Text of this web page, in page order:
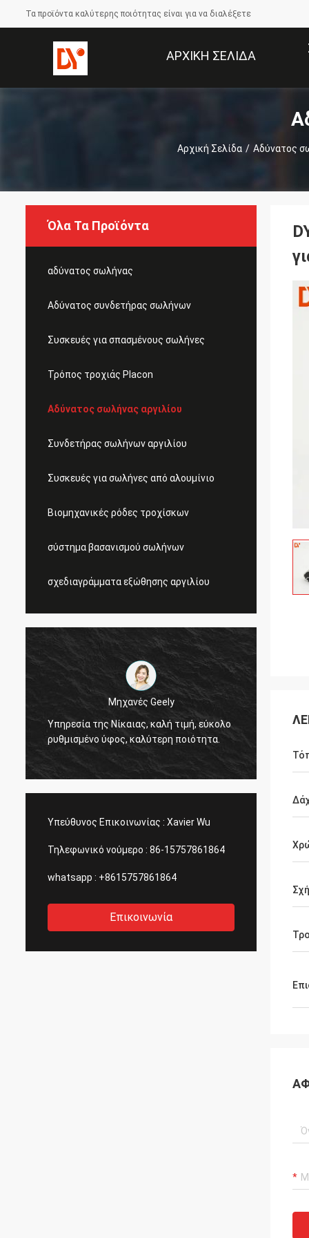
Τα προϊόντα καλύτερης ποιότητας είναι για να διαλέξετε
ΑΡΧΙΚΉ ΣΕΛΊΔΑ
Αρχική Σελίδα / Αδύνατος
Όλα Τα Προϊόντα
αδύνατος σωλήνας
Αδύνατος συνδετήρας σωλήνων
Συσκευές για σπασμένους σωλήνες
Τρόπος τροχιάς Placon
Αδύνατος σωλήνας αργιλίου
Συνδετήρας σωλήνων αργιλίου
Συσκευές για σωλήνες από αλουμίνιο
Βιομηχανικές ρόδες τροχίσκων
σύστημα βασανισμού σωλήνων
σχεδιαγράμματα εξώθησης αργιλίου
τιμή, εύκολο
ποιότητα.
Thinh-Βιετνάμ
Γεια, johnson, παρακαλώ τακτοποιήστε
12000 μέτρα 2808 αδύνατος σωλήνας,
χρώμα ελεφαντόδοντου.
Υπεύθυνος Επικοινωνίας : Xavier Wu
Τηλεφωνικό νούμερο : 86-15757861864
whatsapp : +8615757861864
Επικοινωνία